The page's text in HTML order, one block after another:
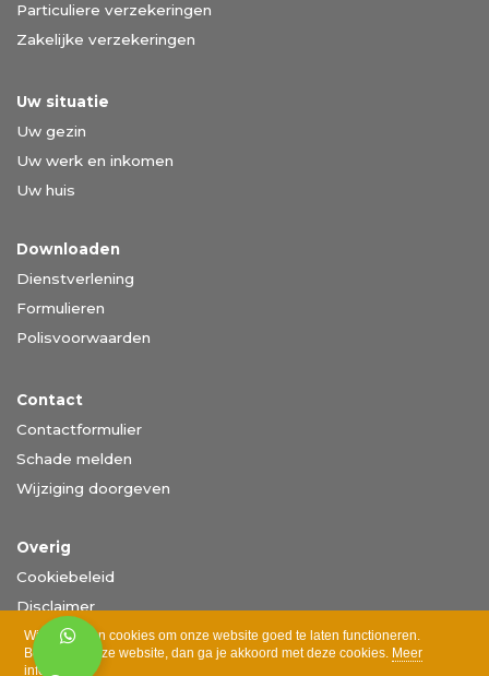
Wij gebruiken cookies om onze website goed te laten functioneren.
Bezoek je onze website, dan ga je akkoord met deze cookies. Meer
informatie >
Particuliere verzekeringen
Zakelijke verzekeringen
Uw situatie
Uw gezin
Uw werk en inkomen
Uw huis
Downloaden
Dienstverlening
Formulieren
Polisvoorwaarden
Contact
Contactformulier
Schade melden
Wijziging doorgeven
Overig
Cookiebeleid
Disclaimer
Privacy